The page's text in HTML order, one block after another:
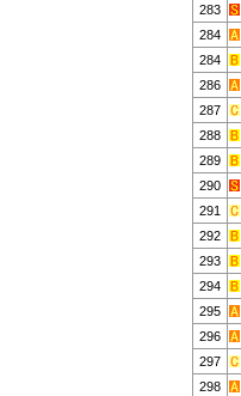
283
284
284
286
287
288
289
290
291
292
293
294
295
296
297
298